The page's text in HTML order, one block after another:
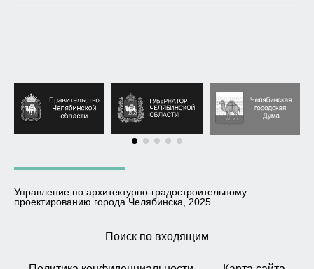
Управление по архитектурно-градостроительному
проектированию города Челябинска, 2025
Поиск по входящим